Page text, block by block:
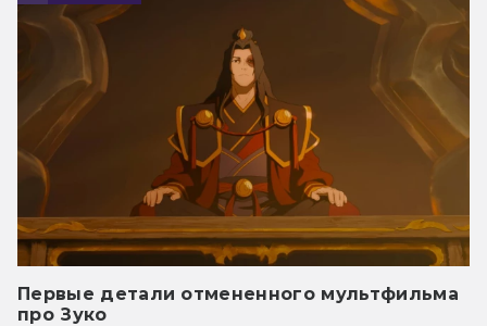
Первые детали отмененного мультфильма
про Зуко